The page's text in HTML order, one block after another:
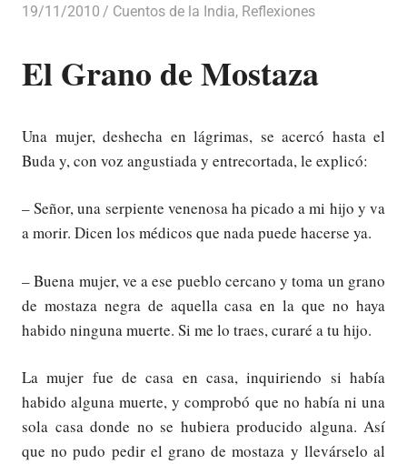
19/11/2010 Luis Castellanos
Cuentos de la India, Reflexiones
El Grano de Mostaza
Una mujer, deshecha en lágrimas, se acercó hasta el
Buda y, con voz angustiada y entrecortada, le explicó:
– Señor, una serpiente venenosa ha picado a mi hijo y va
a morir. Dicen los médicos que nada puede hacerse ya.
– Buena mujer, ve a ese pueblo cercano y toma un grano
de mostaza negra de aquella casa en la que no haya
habido ninguna muerte. Si me lo traes, curaré a tu hijo.
La mujer fue de casa en casa, inquiriendo si había
habido alguna muerte, y comprobó que no había ni una
sola casa donde no se hubiera producido alguna. Así
que no pudo pedir el grano de mostaza y llevárselo al